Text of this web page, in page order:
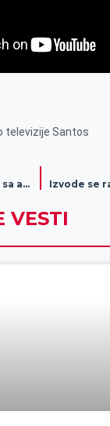
televizije Santos
Ulepšajte svoje telo sa aromaterapijom
VESTI